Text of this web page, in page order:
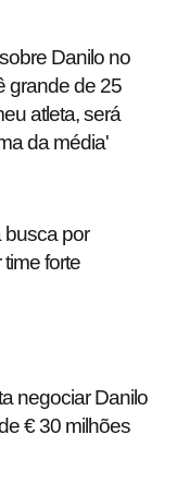
Danilo no
grande de 25
atleta, será
da média'
busca por
forte
negociar Danilo
€ 30 milhões